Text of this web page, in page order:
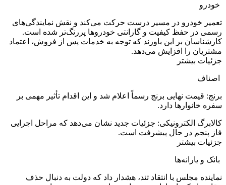
خودرو
تعمیر خودرو در مسیر درست حرکت می‌کند و نقش نمایندگی‌های
رسمی در حفظ کیفیت و گارانتی خودروها پررنگ‌تر شده است.
کارشناسان بر این باورند که توجه به خدمات پس از فروش، اعتماد
مشتریان را افزایش می‌دهد.
جزئیات بیشتر
اصناف
برنج: قیمت نهایی برنج رسماً اعلام شد و این اقدام تأثیر مهمی بر
سفره خانوارها دارد.
کالابرگ الکترونیکی: جزئیات جدید نشان می‌دهد که مراحل اجرایی
فاز پنجم در حال پیشرفت است.
جزئیات بیشتر
بانک و یارانه‌ها
نماینده مجلس با انتقاد تند، هشدار داد که دولت به دنبال حذف